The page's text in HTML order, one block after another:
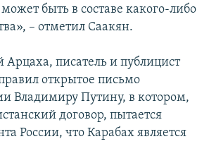
быть в составе какого-либо
– отметил Саакян.
писатель и публицист
открытое письмо
Владимиру Путину, в котором,
договор, пытается
России, что Карабах является